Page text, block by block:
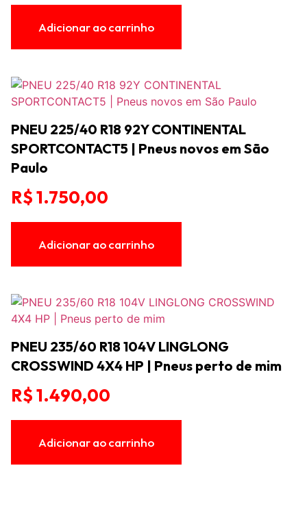
Adicionar ao carrinho
PNEU 225/40 R18 92Y CONTINENTAL
SPORTCONTACT5 | Pneus novos em São
Paulo
R$1.750,00
Adicionar ao carrinho
PNEU 235/60 R18 104V LINGLONG
CROSSWIND 4X4 HP | Pneus perto de mim
R$1.490,00
Adicionar ao carrinho